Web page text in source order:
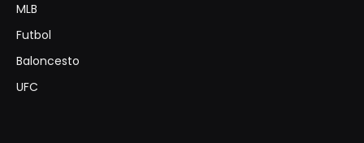
MLB
Futbol
Baloncesto
UFC